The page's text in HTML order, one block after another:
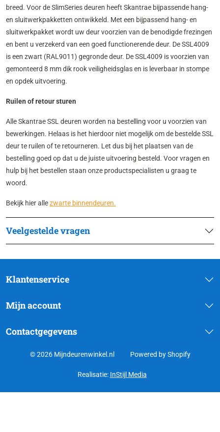
breed. Voor de SlimSeries deuren heeft Skantrae bijpassende hang-
en sluitwerkpakketten ontwikkeld. Met een bijpassend hang- en
sluitwerkpakket wordt uw deur voorzien van de benodigde frezingen
en bent u verzekerd van een goed functionerende deur. De SSL4009
is een zwart (RAL9011) gegronde deur. De SSL4009 is voorzien van
gemonteerd 8 mm dik rook veiligheidsglas en is leverbaar in stompe
en opdek uitvoering.
Ruilen of retour sturen
Alle Skantrae SSL deuren worden na bestelling voor u voorzien van
bewerkingen. Helaas is het hierdoor niet mogelijk om de bestelde SSL
deur te ruilen of te retourneren. Let dus bij het plaatsen van de
bestelling goed op dat u de juiste uitvoering besteld. Voor vragen en
hulp bij het bestellen staan onze productspecialisten u graag te
woord.
Bekijk hier allezwarte binnendeuren.
Veelgestelde vragen
Klantenservice
Mijn account
Contactgegevens
© 2026 Mijndeurenwinkel.nl Powered by Shopify
Realisatie: InStijl Media